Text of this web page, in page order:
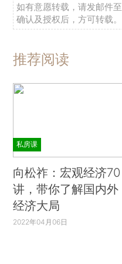
如有意愿转载，请发邮件至
确认及授权后，方可转载。
推荐阅读
私房课
向松祚：宏观经济70
讲，带你了解国内外
经济大局
2022年04月06日